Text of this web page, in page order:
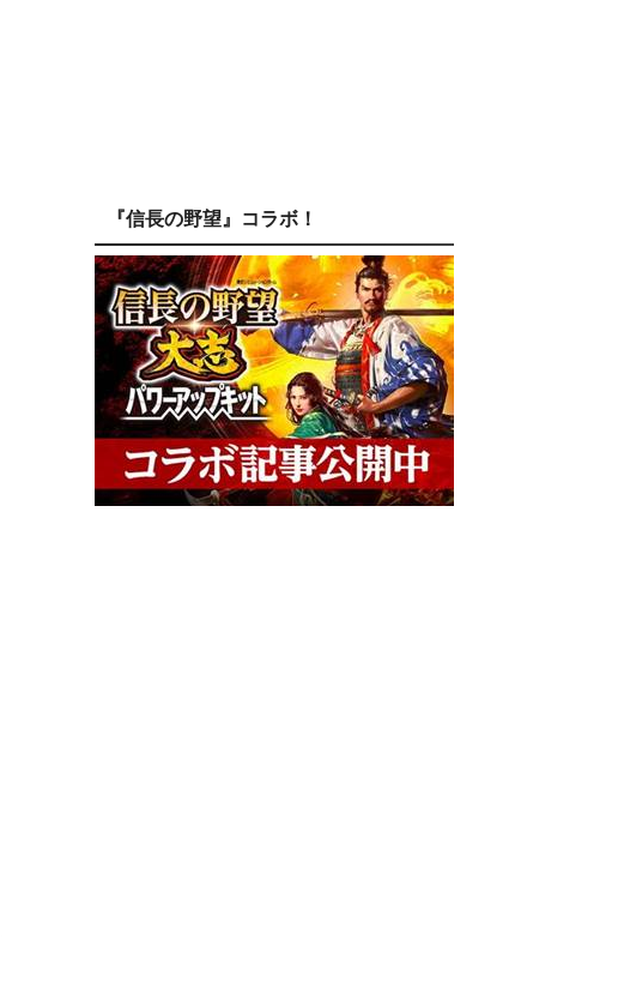
『信長の野望』コラボ！